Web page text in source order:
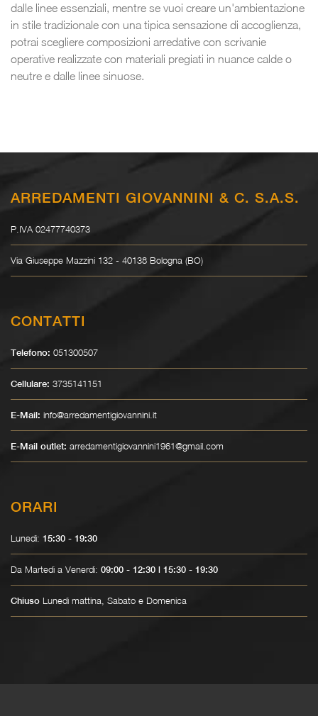
dalle linee essenziali, mentre se vuoi creare un'ambientazione
in stile tradizionale con una tipica sensazione di accoglienza,
potrai scegliere composizioni arredative con scrivanie
operative realizzate con materiali pregiati in nuance calde o
neutre e dalle linee sinuose.
ARREDAMENTI GIOVANNINI & C. S.A.S.
P.IVA 02477740373
Via Giuseppe Mazzini 132 - 40138 Bologna (BO)
CONTATTI
Telefono: 051300507
Cellulare: 3735141151
E-Mail: info@arredamentigiovannini.it
E-Mail outlet: arredamentigiovannini1961@gmail.com
ORARI
Lunedì: 15:30 - 19:30
Da Martedì a Venerdì: 09:00 - 12:30 | 15:30 - 19:30
Chiuso Lunedì mattina, Sabato e Domenica